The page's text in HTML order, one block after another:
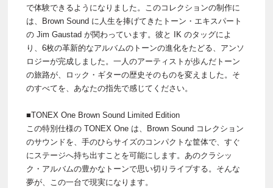
で体験できるようになりました。このコレクションの制作に
は、Brown Sound に人生を捧げてきたトーン・エキスパート
の Jim Gaustad が関わっています。彼と IK のタッグによ
り、6枚の革新的なアルバムのトーンの進化をたどる、アンソ
ロジーが完成しました。一人のアーティストが歩んだトーン
の旅路が、ロック・ギターの歴史そのものを変えました。そ
のすべてを、あなたの指先で感じてください。
■TONEX One Brown Sound Limited Edition
この特別仕様の TONEX One は、Brown Sound コレクション
のサウンドを、手のひらサイズのコンパクトな筐体で、すぐ
にステージへ持ち出すことを可能にします。あのクラシッ
ク・アルバムの豊かなトーンで思い切りライブする。そんな
夢が、この一台で現実になります。